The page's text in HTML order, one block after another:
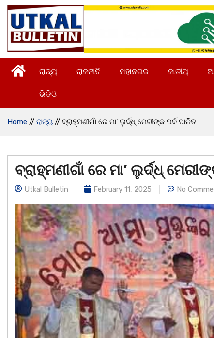
ରାଜ୍ୟ ରାଜନୀତି ମହାନଗର ଜାତୀୟ
ଭିଡିଓ
Home // ରାଜ୍ୟ // ବ୍ରାହ୍ମଣୀଗାଁ ରେ ମା’ ଲୁର୍ଦ୍ଧ୍ ମେରୀଙ୍କ ପର୍ବ ପାଳିତ
ବ୍ରାହ୍ମଣୀଗାଁ ରେ ମା’ ଲୁର୍ଦ୍ଧ୍
Utkal Bulletin February 11, 2025 No